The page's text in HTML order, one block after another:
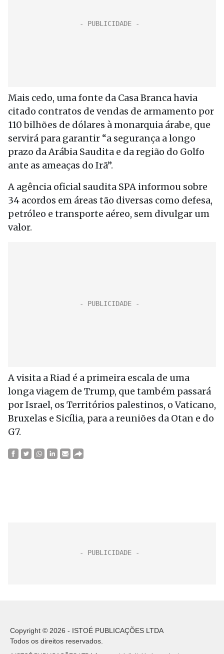
Mais cedo, uma fonte da Casa Branca havia
citado contratos de vendas de armamento por
110 bilhões de dólares à monarquia árabe, que
servirá para garantir “a segurança a longo
prazo da Arábia Saudita e da região do Golfo
ante as ameaças do Irã”.
A agência oficial saudita SPA informou sobre
34 acordos em áreas tão diversas como defesa,
petróleo e transporte aéreo, sem divulgar um
valor.
A visita a Riad é a primeira escala de uma
longa viagem de Trump, que também passará
por Israel, os Territórios palestinos, o Vaticano,
Bruxelas e Sicília, para a reuniões da Otan e do
G7.
Copyright © 2026 - ISTOÉ PUBLICAÇÕES LTDA
Todos os direitos reservados.